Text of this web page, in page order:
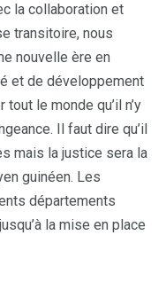
la collaboration et
transitoire, nous
nouvelle ère en
et de développement
le monde qu’il n’y
Il faut dire qu’il
mais la justice sera la
guinéen. Les
départements
la mise en place